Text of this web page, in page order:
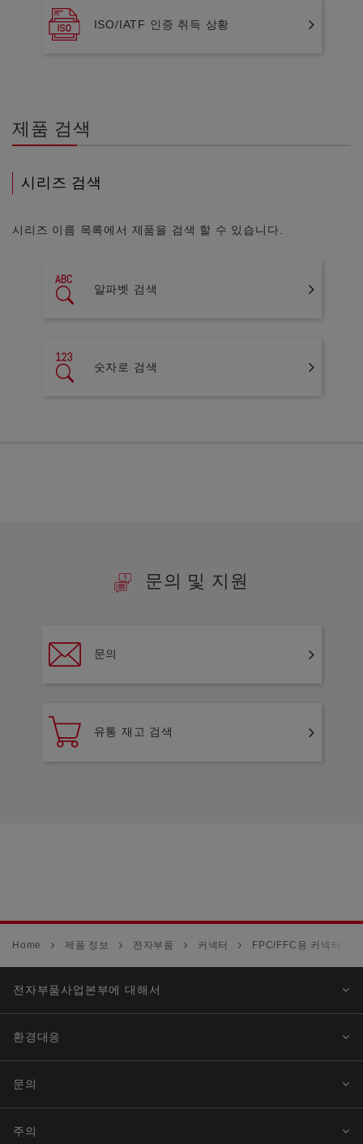
ISO/IATF 인증 취득 상황
제품 검색
시리즈 검색
시리즈 이름 목록에서 제품을 검색 할 수 있습니다.
알파벳 검색
숫자로 검색
문의 및 지원
문의
유통 재고 검색
Home 제품 정보 전자부품 커넥터 FPC/FFC용 커넥터
전자부품사업본부에 대해서
환경대응
문의
주의